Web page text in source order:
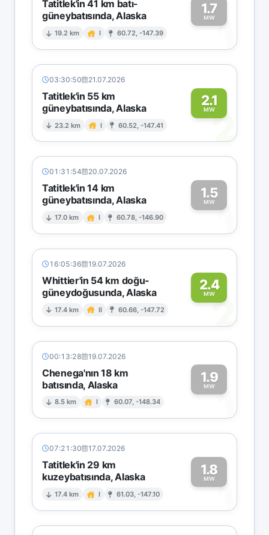
Tatitlek'in 41 km batı-
güneybatısında, Alaska
19.2 km I 60.72, -147.39
1.7
MW1
03:30:50 21.07.2026
Tatitlek'in 55 km
güneybatısında, Alaska
23.2 km I 60.52, -147.41
2.1
MW2
01:31:54 20.07.2026
Tatitlek'in 14 km
güneybatısında, Alaska
17.0 km I 60.78, -146.90
1.5
MW1
16:05:36 19.07.2026
Whittier'in 54 km doğu-
güneydoğusunda, Alaska
17.4 km II 60.66, -147.72
2.4
MW
2
00:13:28 19.07.2026
Chenega'nın 18 km
batısında, Alaska
8.5 km I 60.07, -148.34
1.9
MW1
07:21:30 17.07.2026
Tatitlek'in 29 km
kuzeybatısında, Alaska
17.4 km I 61.03, -147.10
1.8
MW1